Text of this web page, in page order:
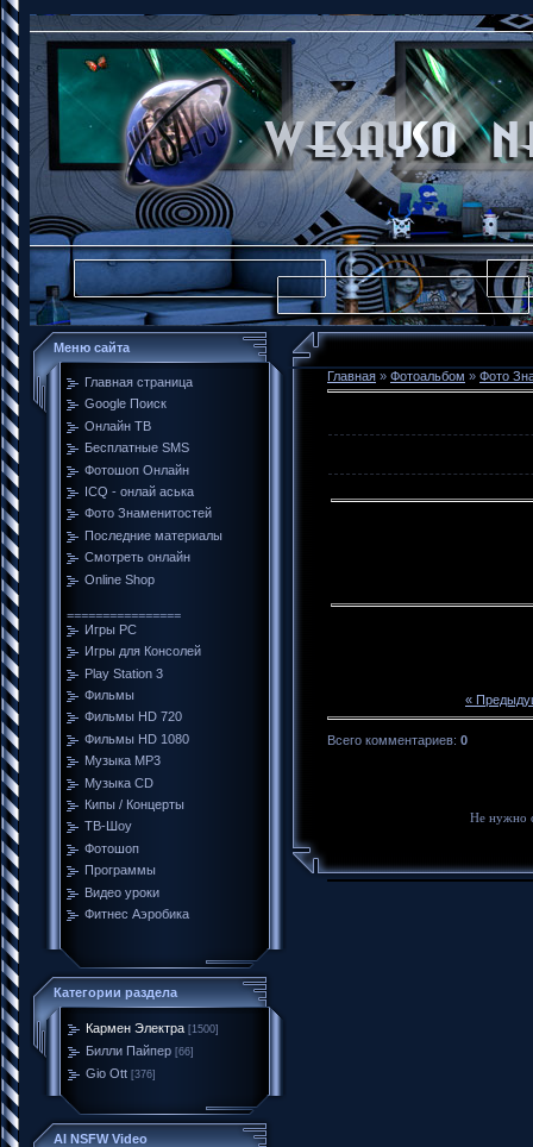
Меню сайта
Главная страница
Google Поиск
Онлайн ТВ
Бесплатные SMS
Фотошоп Онлайн
ICQ - онлай аська
Фото Знаменитостей
Последние материалы
Смотреть онлайн
Online Shop
================
Игры PC
Игры для Консолей
Play Station 3
Фильмы
Фильмы HD 720
Фильмы HD 1080
Музыка MP3
Музыка CD
Кипы / Концерты
ТВ-Шоу
Фотошоп
Программы
Видео уроки
Фитнес Аэробика
Категории раздела
Кармен Электра [1500]
Билли Пайпер [66]
Gio Ott [376]
AI NSFW Video
Главная » Фотоальбом » Фото
«
Всего комментариев: 0
Не нужно